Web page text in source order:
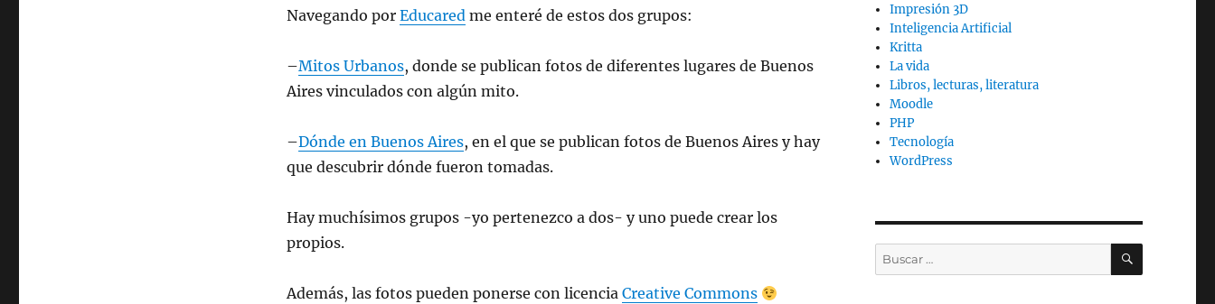
Navegando por Educaredme enteré de estos dos grupos:
–Mitos Urbanos, donde se publican fotos de diferentes lugares de Buenos
Aires vinculados con algún mito.
–Dónde en Buenos Aires, en el que se publican fotos de Buenos Aires y hay
que descubrir dónde fueron tomadas.
Hay muchísimos grupos -yo pertenezco a dos- y uno puede crear los
propios.
Además, las fotos pueden ponerse con licencia Creative Commons
Impresión 3D
Inteligencia Artificial
Kritta
La vida
Libros, lecturas, literatura
Moodle
PHP
Tecnología
WordPress
Buscar
por:
BUSCAR